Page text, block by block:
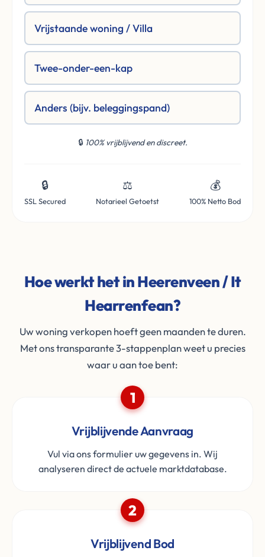
Vrijstaande woning / Villa
Twee-onder-een-kap
Anders (bijv. beleggingspand)
🔒 100% vrijblijvend en discreet.
🔒
SSL Secured
⚖️
Notarieel Getoetst
💰
100% Netto Bod
Hoe werkt het in Heerenveen / It
Hearrenfean?
Uw woning verkopen hoeft geen maanden te duren.
Met ons transparante 3-stappenplan weet u precies
waar u aan toe bent:
1
Vrijblijvende Aanvraag
Vul via ons formulier uw gegevens in. Wij
analyseren direct de actuele marktdatabase.
2
Vrijblijvend Bod